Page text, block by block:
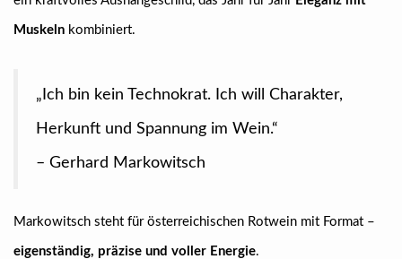
Muskeln kombiniert.
„Ich bin kein Technokrat. Ich will Charakter,
Herkunft und Spannung im Wein.“
– Gerhard Markowitsch
Markowitsch steht für österreichischen Rotwein mit Format –
eigenständig, präzise und voller Energie.